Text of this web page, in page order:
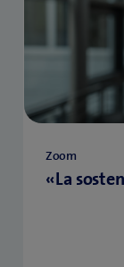
Zoom
«La